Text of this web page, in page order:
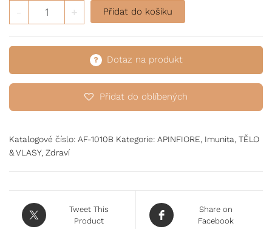
- Propolisové kapky množství
+ Přidat do košíku
Dotaz na produkt
Přidat do oblíbených
Katalogové číslo: AF-1010B Kategorie: APINFIORE Imunita TĚLO
& VLASY Zdraví
Tweet This
Product
Share on
Facebook